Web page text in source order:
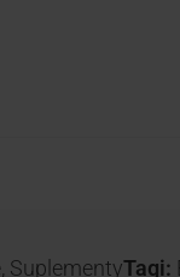
, SuplementyTagi: